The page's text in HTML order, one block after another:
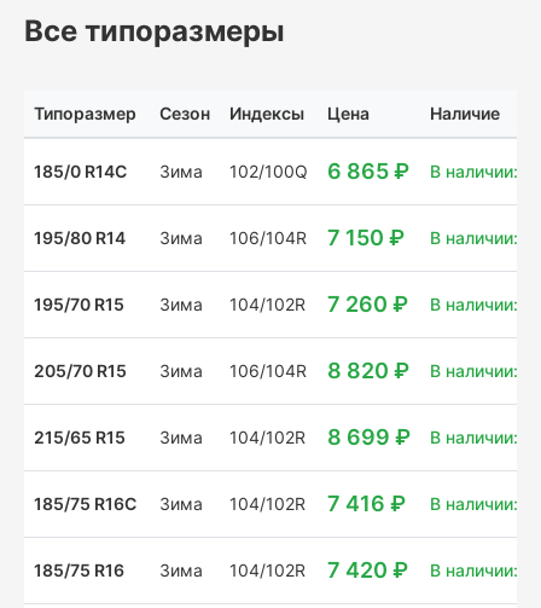
Все типоразмеры
Типоразмер Сезон Индексы Цена Наличие
185/0 R14C Зима 102/100Q 6 865 ₽ В наличии:
195/80 R14 Зима 106/104R 7 150 ₽ В наличии: 4
195/70 R15 Зима 104/102R 7 260 ₽ В наличии:
205/70 R15 Зима 106/104R 8 820 ₽ В наличии:
215/65 R15 Зима 104/102R 8 699 ₽ В наличии:
185/75 R16C Зима 104/102R 7 416 ₽ В наличии:
185/75 R16 Зима 104/102R 7 420 ₽ В наличии: